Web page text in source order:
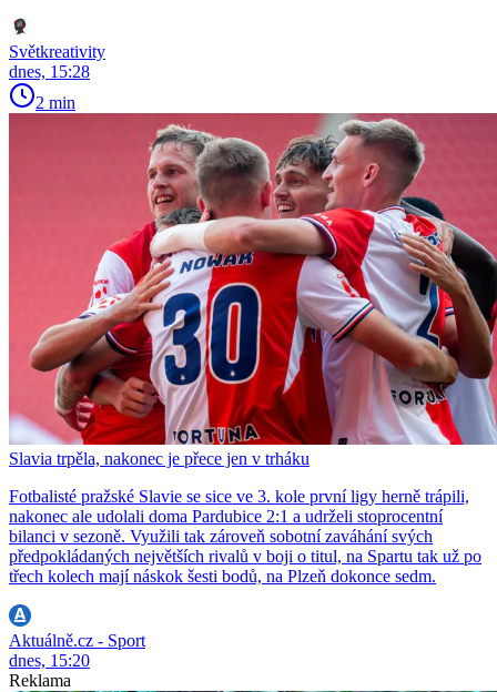
Světkreativity
dnes, 15:28
2 min
Slavia trpěla, nakonec je přece jen v trháku
Fotbalisté pražské Slavie se sice ve 3. kole první ligy herně trápili,
nakonec ale udolali doma Pardubice 2:1 a udrželi stoprocentní
bilanci v sezoně. Využili tak zároveň sobotní zaváhání svých
předpokládaných největších rivalů v boji o titul, na Spartu tak už po
třech kolech mají náskok šesti bodů, na Plzeň dokonce sedm.
Aktuálně.cz - Sport
dnes, 15:20
Reklama